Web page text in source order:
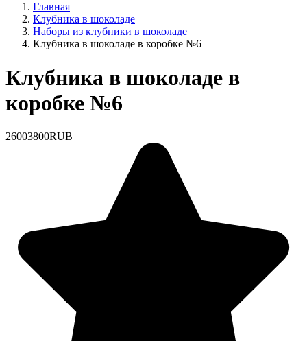
Главная
Клубника в шоколаде
Наборы из клубники в шоколаде
Клубника в шоколаде в коробке №6
Клубника в шоколаде в
коробке №6
26003800RUB